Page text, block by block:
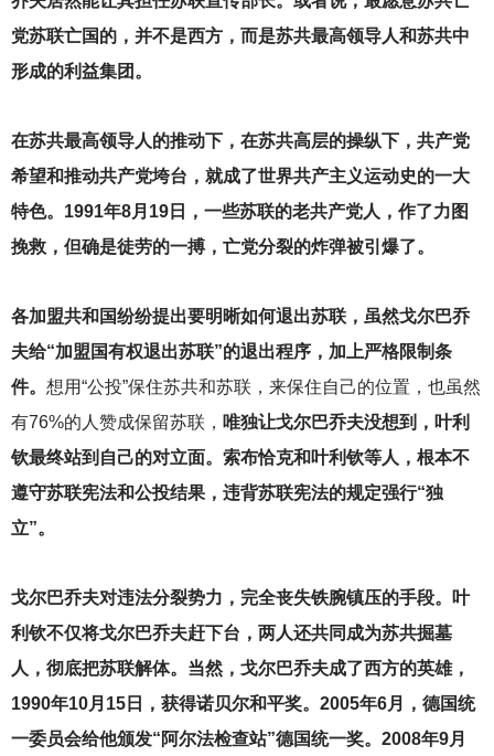
党苏联亡国的，并不是西方，而是苏共最高领导人和苏共中
形成的利益集团。
在苏共最高领导人的推动下，在苏共高层的操纵下，共产党
希望和推动共产党垮台，就成了世界共产主义运动史的一大
特色。1991年8月19日，一些苏联的老共产党人，作了力图
挽救，但确是徒劳的一搏，亡党分裂的炸弹被引爆了。
各加盟共和国纷纷提出要明晰如何退出苏联，虽然戈尔巴乔
夫给“加盟国有权退出苏联”的退出程序，加上严格限制条
件。 想用“公投”保住苏共和苏联，来保住自己的位置，也虽然
有76%的人赞成保留苏联， 唯独让戈尔巴乔夫没想到，叶利
钦最终站到自己的对立面。索布恰克和叶利钦等人，根本不
遵守苏联宪法和公投结果，违背苏联宪法的规定强行“独
立”。
戈尔巴乔夫对违法分裂势力，完全丧失铁腕镇压的手段。叶
利钦不仅将戈尔巴乔夫赶下台，两人还共同成为苏共掘墓
人，彻底把苏联解体。当然，戈尔巴乔夫成了西方的英雄，
1990年10月15日，获得诺贝尔和平奖。2005年6月，德国统
一委员会给他颁发“阿尔法检查站”德国统一奖。2008年9月